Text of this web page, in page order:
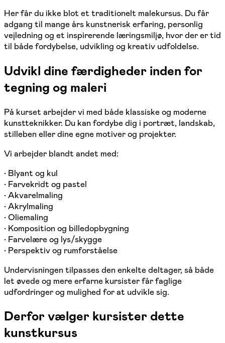
Her får du ikke blot et traditionelt malekursus. Du får
adgang til mange års kunstnerisk erfaring, personlig
vejledning og et inspirerende læringsmiljø, hvor der er tid
til både fordybelse, udvikling og kreativ udfoldelse.
Udvikl dine færdigheder inden for
tegning og maleri
På kurset arbejder vi med både klassiske og moderne
kunstteknikker. Du kan fordybe dig i portræt, landskab,
stilleben eller dine egne motiver og projekter.
Vi arbejder blandt andet med:
• Blyant og kul
• Farvekridt og pastel
• Akvarelmaling
• Akrylmaling
• Oliemaling
• Komposition og billedopbygning
• Farvelære og lys/skygge
• Perspektiv og rumforståelse
Undervisningen tilpasses den enkelte deltager, så både
let øvede og mere erfarne kursister får faglige
udfordringer og mulighed for at udvikle sig.
Derfor vælger kursister dette
kunstkursus